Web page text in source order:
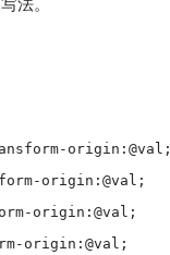
origin:@val;
origin:@val;
origin:@val;
origin:@val;